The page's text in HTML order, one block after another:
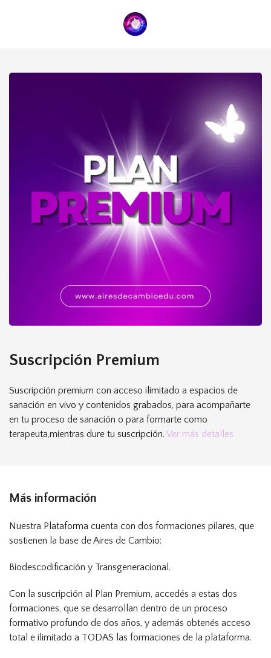
Suscripción Premium
Suscripción premium con acceso ilimitado a espacios de
sanación en vivo y contenidos grabados, para acompañarte
en tu proceso de sanación o para formarte como
terapeuta,mientras dure tu suscripción. Ver más detalles
Más información
Nuestra Plataforma cuenta con dos formaciones pilares, que
sostienen la base de Aires de Cambio:
Biodescodificación y Transgeneracional.
Con la suscripción al Plan Premium, accedés a estas dos
formaciones, que se desarrollan dentro de un proceso
formativo profundo de dos años, y además obtenés acceso
total e ilimitado a TODAS las formaciones de la plataforma.